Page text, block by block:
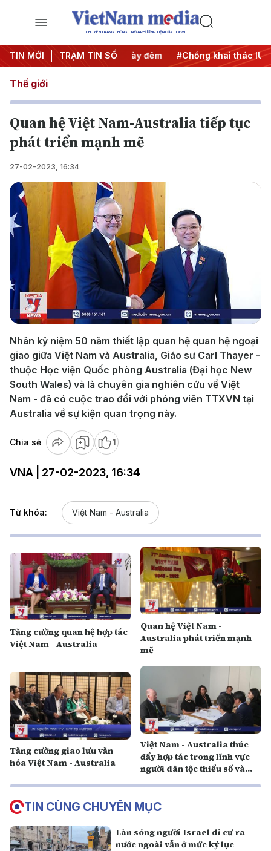
CHUYÊN TRANG THÔNG TIN ĐA PHƯƠNG TIỆN CỦA TTXVN
TIN MỚI TRẠM TIN SỐ
#Chiến dịch 500 ngày đêm #Chống khai thác IUU
Thế giới
Quan hệ Việt Nam-Australia tiếp tục
phát triển mạnh mẽ
27-02-2023, 16:34
Play
Video
Nhân kỷ niệm 50 năm thiết lập quan hệ quan hệ ngoại
giao giữa Việt Nam và Australia, Giáo sư Carl Thayer -
thuộc Học viện Quốc phòng Australia (Đại học New
South Wales) và là chuyên gia nghiên cứu về Việt
Nam - đã có cuộc trao đổi với phóng viên TTXVN tại
Australia về sự kiện quan trọng này.
Chia sẻ 1
VNA | 27-02-2023, 16:34
Từ khóa: Việt Nam - Australia
Tăng cường quan hệ hợp tác
Việt Nam - Australia
Quan hệ Việt Nam -
Australia phát triển mạnh
mẽ
Tăng cường giao lưu văn
hóa Việt Nam - Australia
Việt Nam - Australia thúc
đẩy hợp tác trong lĩnh vực
người dân tộc thiểu số và
TIN CÙNG CHUYÊN MỤC
Làn sóng người Israel di cư ra
nước ngoài vẫn ở mức kỷ lục